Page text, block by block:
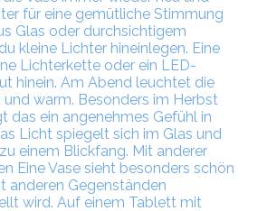
für eine gemütliche Stimmung
Glas oder durchsichtigem
kleine Lichter hineinlegen. Eine
Lichterkette oder ein LED-
hinein. Am Abend leuchtet die
warm. Besonders im Herbst
das ein angenehmes Gefühl in
Licht spiegelt sich im Glas und
einem Blickfang. Mit anderer
Eine Vase sieht besonders schön
anderen Gegenständen
wird. Auf einem Tablett mit